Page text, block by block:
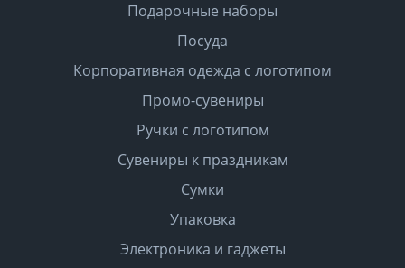
Подарочные наборы
Посуда
Корпоративная одежда с логотипом
Промо-сувениры
Ручки с логотипом
Сувениры к праздникам
Сумки
Упаковка
Электроника и гаджеты